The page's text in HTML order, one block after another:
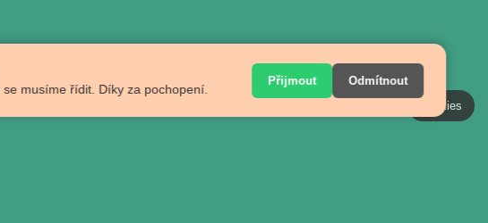
musíme řídit. Díky za pochopení.
Přijmout
Odmítnout
Cookies